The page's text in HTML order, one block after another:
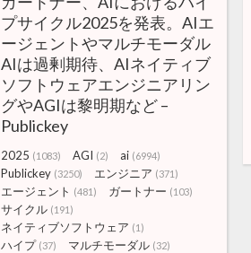
プサイクル2025を発表。AIエ
ージェントやマルチモーダル
AIは過剰期待、AIネイティブ
ソフトウェアエンジニアリン
グやAGIは黎明期など –
Publickey
2025 (1083) AGI (2) ai (6994)
Publickey (3250) エンジニア (371)
エージェント (481) ガートナー (103)
サイクル (191)
ネイティブソフトウェア (1)
ハイプ (37) マルチモーダル (32)